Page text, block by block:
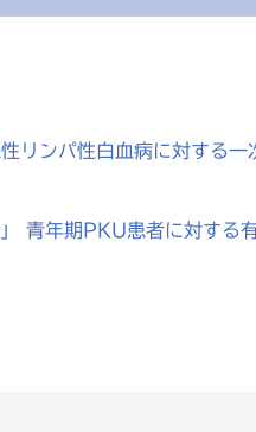
リンパ性白血病に対する
年期PKU患者に対する